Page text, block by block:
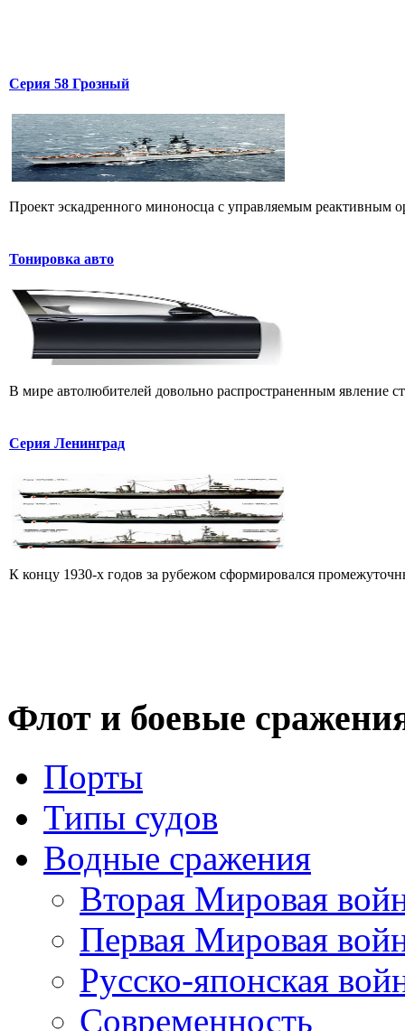
Серия 58 Грозный
Проект эскадренного миноносца с управляемым реактивным
Тонировка авто
В мире автолюбителей довольно распространенным явление
Серия Ленинград
К концу 1930-х годов за рубежом сформировался
Флот и боевые
Порты
Типы судов
Водные сражения
Вторая Мировая
Первая Мировая
Русско-японская
Современность